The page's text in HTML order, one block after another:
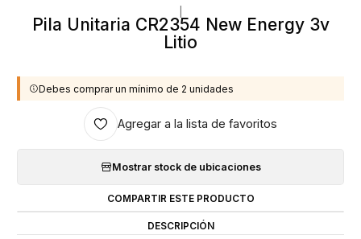
Pila Unitaria CR2354 New Energy 3v
Litio
Debes comprar un mínimo de 2 unidades
Agregar a la lista de favoritos
Mostrar stock de ubicaciones
COMPARTIR ESTE PRODUCTO
DESCRIPCIÓN